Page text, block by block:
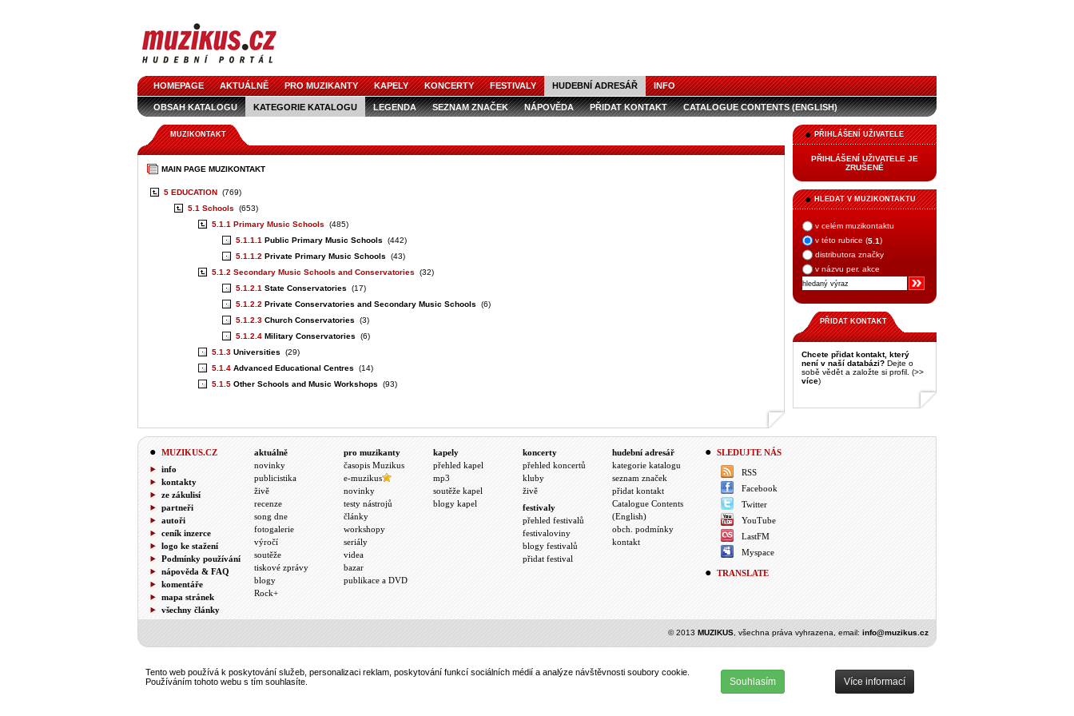
HOMEPAGE AKTUÁLNĚ PRO MUZIKANTY KAPELY KONCERTY FESTIVALY HUDEBNÍ ADRESÁŘ INFO
OBSAH KATALOGU KATEGORIE KATALOGU LEGENDA SEZNAM ZNAČEK NÁPOVĚDA PŘIDAT KONTAKT CATALOGUE CONTENTS (ENGLISH)
PŘIHLÁŠENÍ UŽIVATELE
PŘIHLÁŠENÍ UŽIVATELE JE
ZRUŠENÉ
HLEDAT V MUZIKONTAKTU
v celém muzikontaktu
v této rubrice (5.1)
distributora značky
v názvu per. akce
PŘIDAT KONTAKT
Chcete přidat kontakt, který
není v naší databázi? Dejte o
sobě vědět a založte si profil. (>>
více)
MUZIKONTAKT
MAIN PAGE MUZIKONTAKT
5 EDUCATION (769)
5.1 Schools
(653)
5.1.1 Primary Music Schools
(485)
5.1.1.1 Public Primary Music Schools
(442)
5.1.1.2 Private Primary Music Schools
(43)
5.1.2 Secondary Music Schools and Conservatories
(32)
5.1.2.1 State Conservatories
(17)
5.1.2.2 Private Conservatories and Secondary Music Schools
(6)
5.1.2.3 Church Conservatories
(3)
5.1.2.4 Military Conservatories
(6)
5.1.3 Universities
(29)
5.1.4 Advanced Educational Centres
(14)
5.1.5 Other Schools and Music Workshops (93)
MUZIKUS.CZ
info
kontakty
ze zákulisí
partneři
autoři
ceník inzerce
logo ke stažení
Podmínky používání
nápověda & FAQ
komentáře
mapa stránek
všechny články
aktuálně
novinky
publicistika
živě
recenze
song dne
fotogalerie
výročí
soutěže
tiskové zprávy
blogy
Rock+
pro muzikanty
časopis Muzikus
e-muzikus
novinky
testy nástrojů
články
workshopy
seriály
videa
bazar
publikace a DVD
kapely
přehled kapel
mp3
soutěže kapel
blogy kapel
koncerty
přehled koncertů
kluby
živě
festivaly
přehled festivalů
festivaloviny
blogy festivalů
přidat festival
hudební adresář
kategorie katalogu
seznam značek
přidat kontakt
Catalogue Contents
(English)
obch. podmínky
kontakt
SLEDUJTE NÁS
RSS
Facebook
Twitter
YouTube
LastFM
Myspace
TRANSLATE
© 2013 MUZIKUS , všechna práva vyhrazena, email: info@muzikus.cz
Tento web používá k poskytování služeb, personalizaci reklam, poskytování funkcí sociálních médií a analýze návštěvnosti soubory cookie.
Používáním tohoto webu s tím souhlasíte.
Souhlasím Více informací